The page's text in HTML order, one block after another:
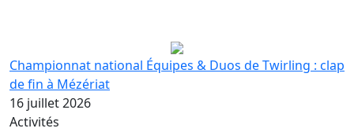
Championnat national Équipes & Duos de Twirling : clap
de fin à Mézériat
16 juillet 2026
Activités